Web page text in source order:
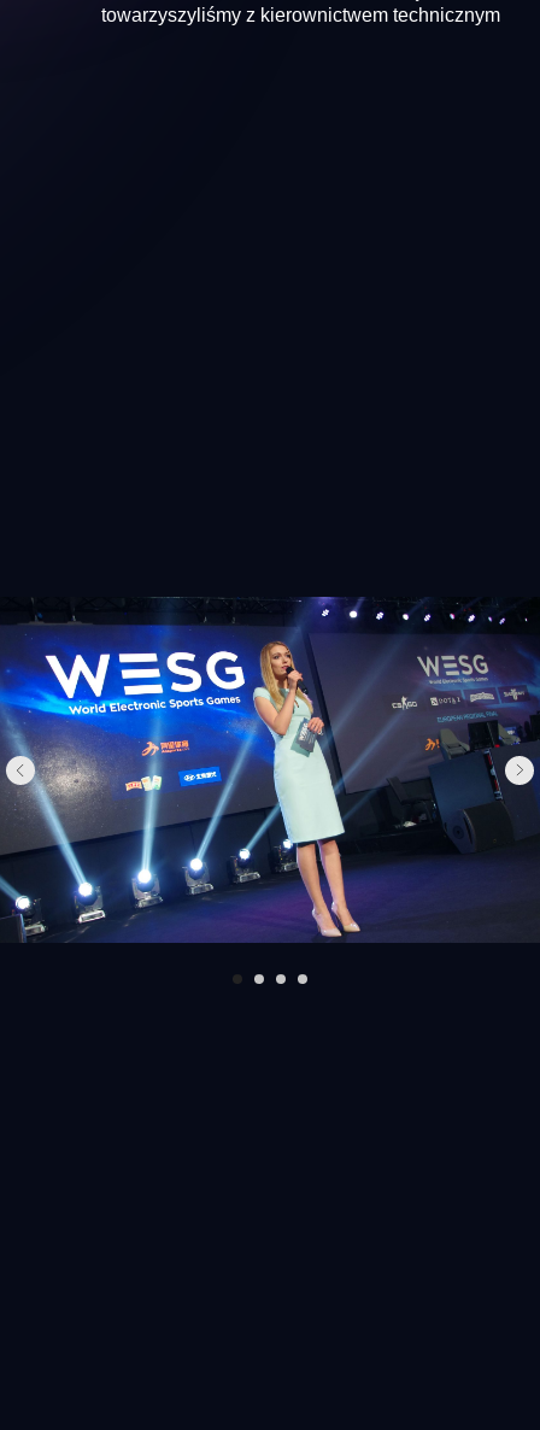
towarzyszyliśmy z kierownictwem technicznym